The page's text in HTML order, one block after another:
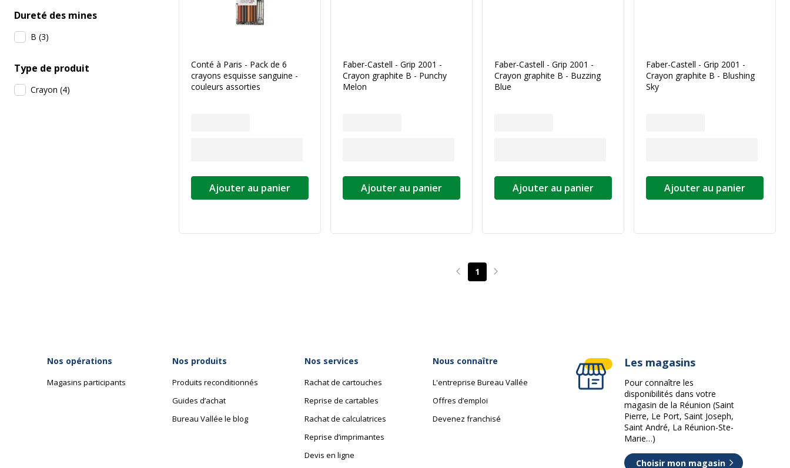
Dureté des mines
B (3)
Type de produit
Crayon (4)
Conté à Paris - Pack de 6
crayons esquisse sanguine -
couleurs assorties
Ajouter au panier
Faber-Castell - Grip 2001 -
Crayon graphite B - Punchy
Melon
Ajouter au panier
Faber-Castell - Grip 2001 -
Crayon graphite B - Buzzing
Blue
Ajouter au panier
Faber-Castell - Grip 2001 -
Crayon graphite B - Blushing
Sky
Ajouter au panier
Page précédente
1 Page suivante
Nos opérations
Magasins participants
Nos produits
Produits reconditionnés
Guides d’achat
Bureau Vallée le blog
Nos services
Rachat de cartouches
Reprise de cartables
Rachat de calculatrices
Reprise d’imprimantes
Devis en ligne
Nous connaître
L'entreprise Bureau Vallée
Offres d’emploi
Devenez franchisé
Les magasins
Pour connaître les
disponibilités dans votre
magasin de la Réunion (Saint
Pierre, Le Port, Saint Joseph,
Saint André, La Réunion-Ste-
Marie…)
Choisir mon magasin